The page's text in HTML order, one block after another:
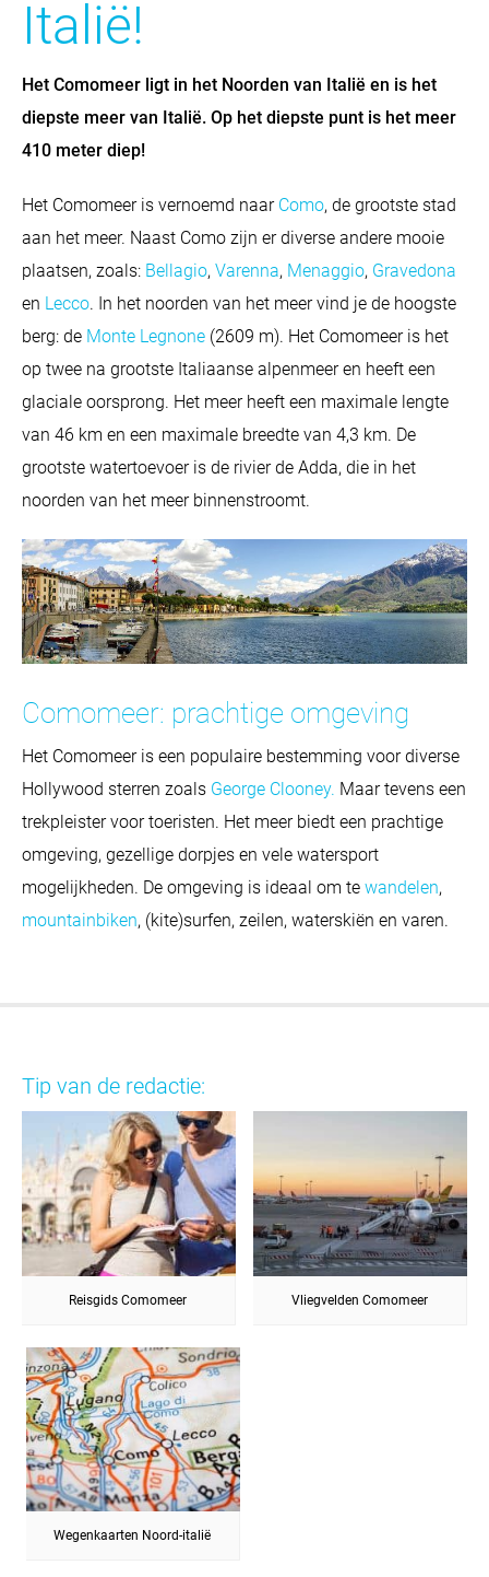
Italië!
Het Comomeer ligt in het Noorden van Italië en is het
diepste meer van Italië. Op het diepste punt is het meer
410 meter diep!
Het Comomeer is vernoemd naar Como, de grootste stad
aan het meer. Naast Como zijn er diverse andere mooie
plaatsen, zoals: Bellagio, Varenna, Menaggio, Gravedona
en Lecco. In het noorden van het meer vind je de hoogste
berg: de Monte Legnone (2609 m). Het Comomeer is het
op twee na grootste Italiaanse alpenmeer en heeft een
glaciale oorsprong. Het meer heeft een maximale lengte
van 46 km en een maximale breedte van 4,3 km. De
grootste watertoevoer is de rivier de Adda, die in het
noorden van het meer binnenstroomt.
Comomeer: prachtige omgeving
Het Comomeer is een populaire bestemming voor diverse
Hollywood sterren zoals George Clooney. Maar tevens een
trekpleister voor toeristen. Het meer biedt een prachtige
omgeving, gezellige dorpjes en vele watersport
mogelijkheden. De omgeving is ideaal om te wandelen,
mountainbiken, (kite)surfen, zeilen, waterskiën en varen.
Tip van de redactie:
Reisgids Comomeer Vliegvelden Comomeer
Wegenkaarten Noord-italië